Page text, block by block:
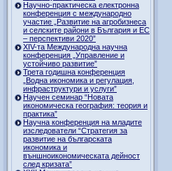
Научно-практическа електронна
конференция с международно
участие „Развитие на агробизнеса
и селските райони в България и ЕС
– перспективи 2020”
XIV-та Международна научна
конференция „Управление и
устойчиво развитие”
Трета годишна конференция
„Водна икономика и регулация,
инфраструктури и услуги”
Научен семинар “Новата
икономическа география: теория и
практика”
Научна конференция на младите
изследователи “Стратегия за
развитие на българската
икономика и
външноикономическата дейност
след кризата”